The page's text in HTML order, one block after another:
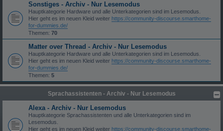
Sonstiges - Archiv - Nur Lesemodus
Hauptkategorie Hardware und alle Unterkategorien sind im Lesemodus.
Hier geht es im neuen Kleid weiter https://community-discourse.smarthome-
for-dummies.de/
Themen: 70
Matter over Thread - Archiv - Nur Lesemodus
Hauptkategorie Hardware und alle Unterkategorien sind im Lesemodus.
Hier geht es im neuen Kleid weiter https://community-discourse.smarthome-
for-dummies.de/
Themen: 5
Sprachassistenten - Archiv - Nur Lesemodus
Alexa - Archiv - Nur Lesemodus
Hauptkategorie Sprachassistenten und alle Unterkategorien sind im
Lesemodus.
Hier geht es im neuen Kleid weiter https://community-discourse.smarthome-